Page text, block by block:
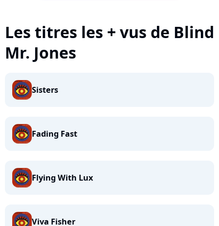
Les titres les + vus de Blind
Mr. Jones
Sisters
Fading Fast
Flying With Lux
Viva Fisher